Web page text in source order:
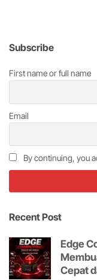
Subscribe
First name or full name
Email
By continuing, you
Recent Post
Edge
Cepat